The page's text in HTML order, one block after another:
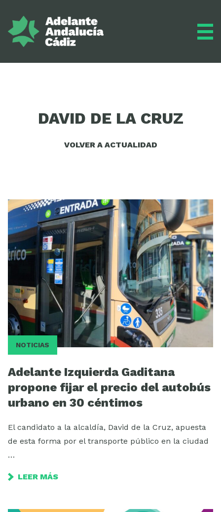
Videos
DAVID DE LA CRUZ
VOLVER A ACTUALIDAD
NOTICIAS
Adelante Izquierda Gaditana
propone fijar el precio del autobús
urbano en 30 céntimos
El candidato a la alcaldía, David de la Cruz, apuesta
de esta forma por el transporte público en la ciudad
…
LEER MÁS